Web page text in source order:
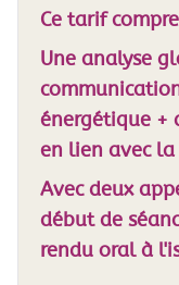
Ce tarif
Une analyse
énergétique +
en lien avec
Avec deux
début de
rendu oral à